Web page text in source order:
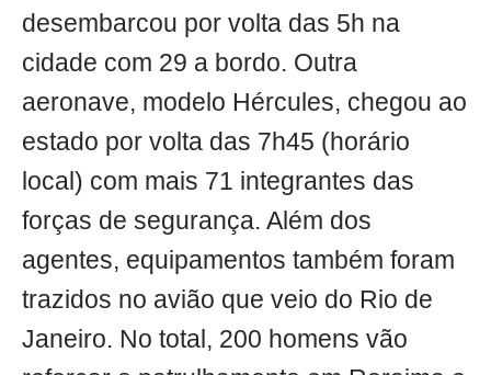
desembarcou por volta das 5h na
cidade com 29 a bordo. Outra
aeronave, modelo Hércules, chegou ao
estado por volta das 7h45 (horário
local) com mais 71 integrantes das
forças de segurança. Além dos
agentes, equipamentos também foram
trazidos no avião que veio do Rio de
Janeiro. No total, 200 homens vão